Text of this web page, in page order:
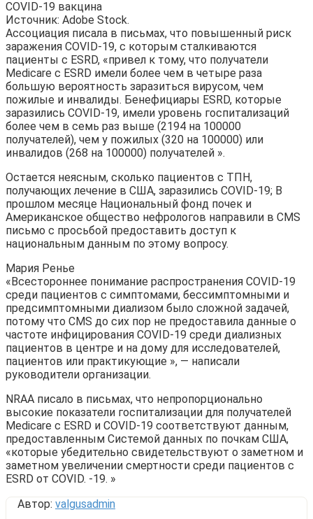
COVID-19 вакцина
Источник: Adobe Stock.
Ассоциация писала в письмах, что повышенный риск
заражения COVID-19, с которым сталкиваются
пациенты с ESRD, «привел к тому, что получатели
Medicare с ESRD имели более чем в четыре раза
большую вероятность заразиться вирусом, чем
пожилые и инвалиды. Бенефициары ESRD, которые
заразились COVID-19, имели уровень госпитализаций
более чем в семь раз выше (2194 на 100000
получателей), чем у пожилых (320 на 100000) или
инвалидов (268 на 100000) получателей ».
Остается неясным, сколько пациентов с ТПН,
получающих лечение в США, заразились COVID-19; В
прошлом месяце Национальный фонд почек и
Американское общество нефрологов направили в CMS
письмо с просьбой предоставить доступ к
национальным данным по этому вопросу.
Мария Ренье
«Всестороннее понимание распространения COVID-19
среди пациентов с симптомами, бессимптомными и
предсимптомными диализом было сложной задачей,
потому что CMS до сих пор не предоставила данные о
частоте инфицирования COVID-19 среди диализных
пациентов в центре и на дому для исследователей,
пациентов или практикующие », — написали
руководители организации.
NRAA писало в письмах, что непропорционально
высокие показатели госпитализации для получателей
Medicare с ESRD и COVID-19 соответствуют данным,
предоставленным Системой данных по почкам США,
«которые убедительно свидетельствуют о заметном и
заметном увеличении смертности среди пациентов с
ESRD от COVID. -19. »
Автор: valgusadmin